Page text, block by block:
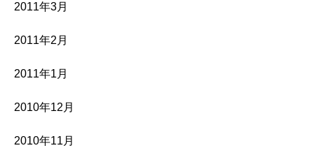
2011年3月
2011年2月
2011年1月
2010年12月
2010年11月